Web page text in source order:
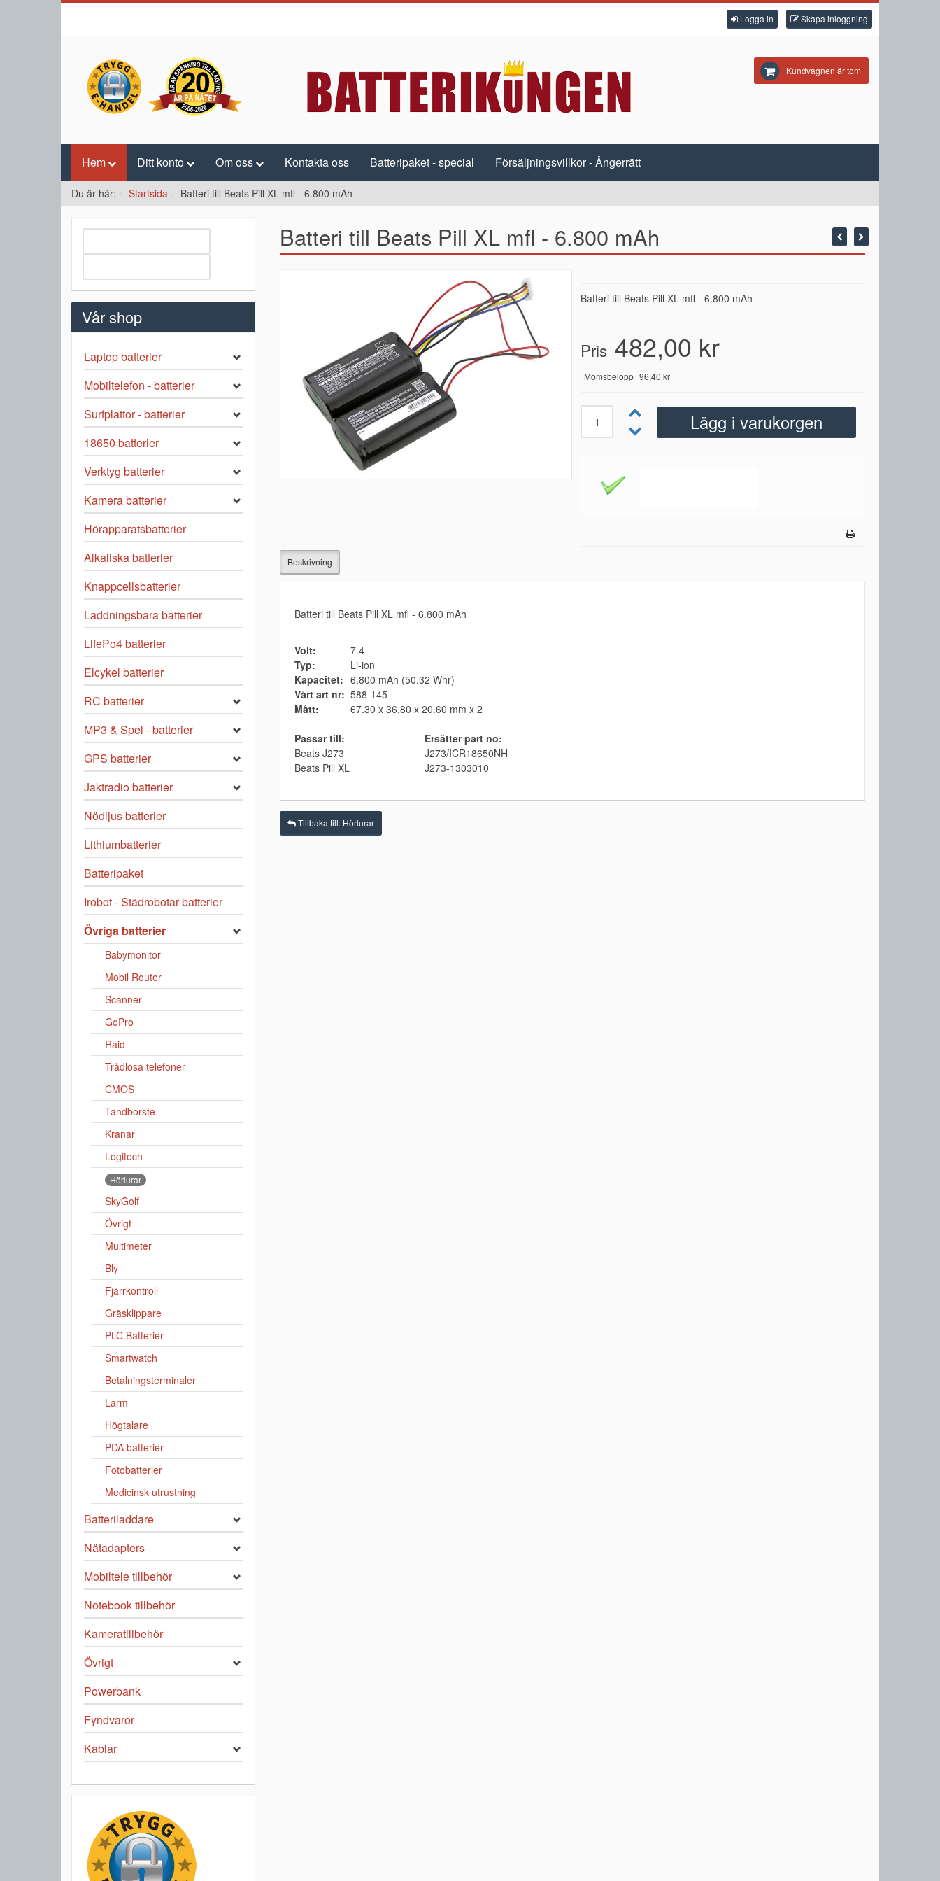
Logga in Skapa inloggning
Kundvagnen är tom
Hem Ditt konto Om oss Kontakta oss Batteripaket - special Försäljningsvillkor - Ångerrätt
Du är här: Startsida Batteri till Beats Pill XL mfl - 6.800 mAh
Batteri till Beats Pill XL mfl - 6.800 mAh
Batteri till Beats Pill XL mfl - 6.800 mAh
Pris 482,00 kr
Momsbelopp 96,40 kr
Beskrivning
Batteri till Beats Pill XL mfl - 6.800 mAh
Volt:
7.4
Typ:
Li-ion
Kapacitet: 6.800 mAh (50.32 Whr)
Vårt art nr: 588-145
Mått:
67.30 x 36.80 x 20.60 mm x 2
Passar till:
Ersätter part no:
Beats J273
Beats Pill XL
J273/ICR18650NH
J273-1303010
Tillbaka till: Hörlurar
Vår shop
Laptop batterier
Mobiltelefon - batterier
Surfplattor - batterier
18650 batterier
Verktyg batterier
Kamera batterier
Hörapparatsbatterier
Alkaliska batterier
Knappcellsbatterier
Laddningsbara batterier
LifePo4 batterier
Elcykel batterier
RC batterier
MP3 & Spel - batterier
GPS batterier
Jaktradio batterier
Nödljus batterier
Lithiumbatterier
Batteripaket
Irobot - Städrobotar batterier
Övriga batterier
Babymonitor
Mobil Router
Scanner
GoPro
Raid
Trådlösa telefoner
CMOS
Tandborste
Kranar
Logitech
Hörlurar
SkyGolf
Övrigt
Multimeter
Bly
Fjärrkontroll
Gräsklippare
PLC Batterier
Smartwatch
Betalningsterminaler
Larm
Högtalare
PDA batterier
Fotobatterier
Medicinsk utrustning
Batteriladdare
Nätadapters
Mobiltele tillbehör
Notebook tillbehör
Kameratillbehör
Övrigt
Powerbank
Fyndvaror
Kablar